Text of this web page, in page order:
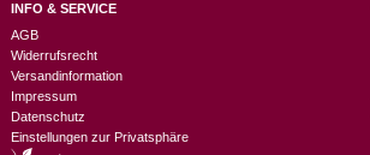
INFO & SERVICE
AGB
Widerrufsrecht
Versandinformation
Impressum
Datenschutz
Einstellungen zur Privatsphäre